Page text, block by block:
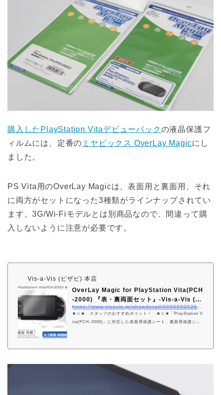
購入したPlayStation Vitaデビューパックの液晶保護フ
ィルムには、定番の ミヤビックス OverLay Magicにし
ました。
PS Vita用のOverLay Magicは、表面用と裏面用、それ
に両方がセットになった3種類がラインナップされてい
ます。3G/Wi-Fiモデルとは別商品なので、間違って購
入しないように注意が必要です。
Vis-a-Vis (ビザビ) 本店
OverLay Magic for PlayStation Vita(PCH
-2000) 『表・裏両面セット』-Vis-a-Vis (…
★☆★ スタッフのおすすめポイント！ ★☆★「PlayStation V
ita(PCH-2000)」に対応した表面用保護シート、裏面用保護シー
により生じた表面のキズを修復し、目立たなくしてくれます。ま
た、耐指紋効果や高い透過率も魅力です。＜＜ご注意ください＞
＞この商品は『表・裏両面セット』の商品…